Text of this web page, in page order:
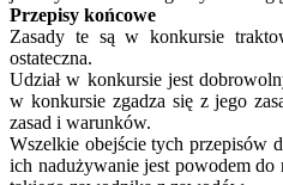
Przepisy końcowe
Zasady te są w konkursie
ostateczna.
Udział w konkursie jest
w konkursie zgadza się z jego
zasad i warunków.
Wszelkie obejście tych przepisów
ich nadużywanie jest powodem